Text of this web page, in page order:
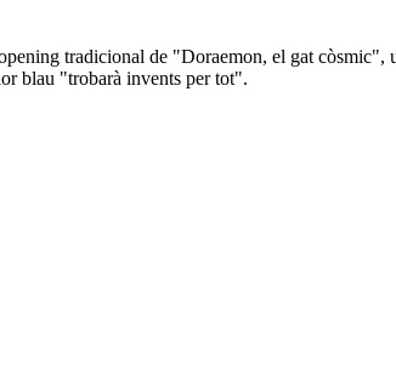
tradicional de "Doraemon, el gat
blau "trobarà invents per tot".